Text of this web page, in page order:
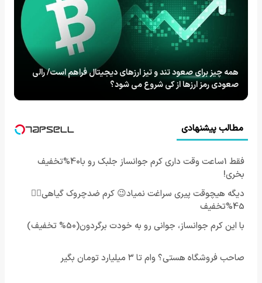
همه چیز برای صعود تند و تیز ارزهای دیجیتال فراهم است/ رالی
صعودی رمز ارزها از کی شروع می شود؟
مطالب پیشنهادی
فقط 1ساعت وقت داری کرم جوانساز جلبک رو با40%تخفیف
بخری!
دیگه هیچوقت پیری سراغت نمیاد😉 کرم ضدچروک گیاهی👈🏻
45%تخفیف
با این کرم جوانساز، جوانی رو به خودت برگردون(50% تخفیف)
صاحب فروشگاه هستی؟ وام تا ۳ میلیارد تومان بگیر